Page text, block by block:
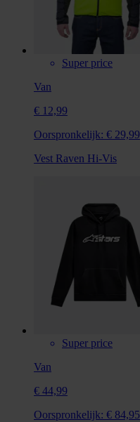
Super price
Van
€ 12,99
Oorspronkelijk: € 29,99
Vest Raven Hi-Vis
Super price
Van
€ 44,99
Oorspronkelijk: € 84,95